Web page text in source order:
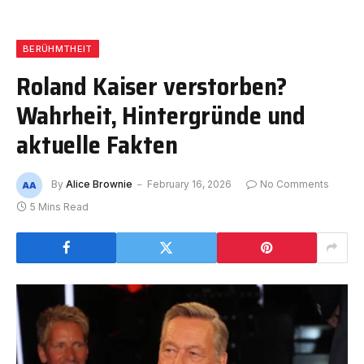
BERÜHMTHEIT
Roland Kaiser verstorben?
Wahrheit, Hintergründe und
aktuelle Fakten
By Alice Brownie February 16, 2026
No Comments
5 Mins Read